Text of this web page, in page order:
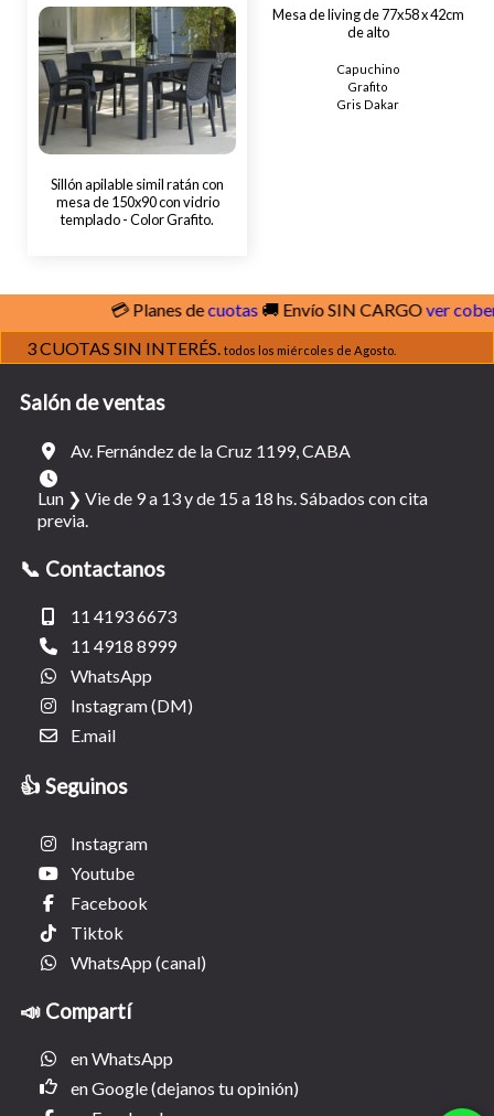
Mesa de living de 77x58 x 42cm
de alto
Capuchino
Grafito
Gris Dakar
Sillón apilable simil ratán con
mesa de 150x90 con vidrio
templado - Color Grafito.
💳 Planes decuotas🚚 Envío SIN CARGOver cobertura
3 CUOTAS SIN INTERÉS. todos los miércoles de Agosto.
Salón de ventas
Av. Fernández de la Cruz 1199, CABA
Lun ❯ Vie de 9 a 13 y de 15 a 18 hs. Sábados con cita
previa.
📞 Contactanos
11 4193 6673
11 4918 8999
WhatsApp
Instagram (DM)
E.mail
👍 Seguinos
Instagram
Youtube
Facebook
Tiktok
WhatsApp (canal)
📣 Compartí
en WhatsApp
en Google (dejanos tu opinión)